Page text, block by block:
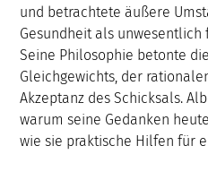
und betrachtete äußere
Gesundheit als
Seine Philosophie betonte
Gleichgewichts, der
Akzeptanz des Schicksals.
warum seine Gedanken
wie sie praktische Hilfen für